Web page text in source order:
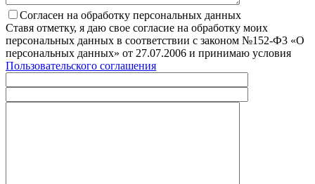
Согласен на обработку персональных данных
Ставя отметку, я даю свое согласие на обработку моих
персональных данных в соответствии с законом №152-Ф3 «О
персональных данных» от 27.07.2006 и принимаю условия
Пользовательского соглашения